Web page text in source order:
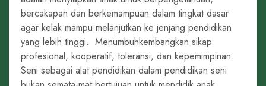
bercakapan dan berkemampuan dalam tingkat dasar
agar kelak mampu melanjutkan ke jenjang pendidikan
yang lebih tinggi. Menumbuhkembangkan sikap
profesional, kooperatif, toleransi, dan kepemimpinan.
Seni sebagai alat pendidikan dalam pendidikan seni